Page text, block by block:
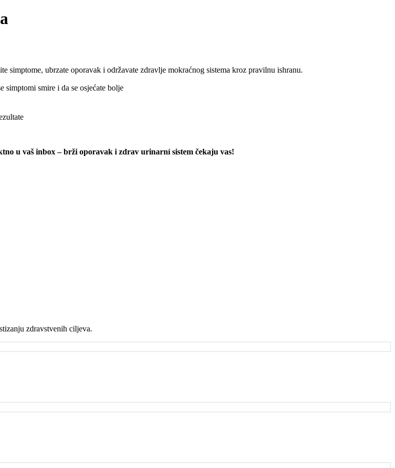
simptome, ubrzate oporavak i održavate zdravlje mokraćnog sistema kroz pravilnu ishranu.
simptomi smire i da se osjećate bolje
u vaš inbox – brži oporavak i zdrav urinarní sistem čekaju vas!
zdravstvenih ciljeva.